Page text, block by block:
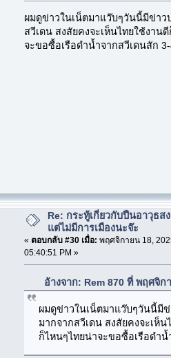
ผมดูข่าวในเน็ตมาแว๊บๆวันนี้มีข่า
สวีเดน สงสัยคงจะเห็นไทยใช้งา
จะขอซื้อเรือดำน้ำจากสวีเดนสัก
Re: กระทู้เกี่ยวกับปืนอาวุธส
แต่ไม่มีการเมืองนะจ๊ะ
« ตอบกลับ #30 เมื่อ: พฤศจิกายน 18,
05:40:51 PM »
อ้างจาก: Rem 870 ที่ พฤศจิก
ผมดูข่าวในเน็ตมาแว๊บๆวันนี้มี
มากจากสวีเดน สงสัยคงจะเห็
ก็ไหนๆไทยน่าจะขอซื้อเรือดำ